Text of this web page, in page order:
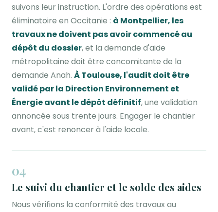
suivons leur instruction. L'ordre des opérations est
éliminatoire en Occitanie : à Montpellier, les
travaux ne doivent pas avoir commencé au
dépôt du dossier, et la demande d'aide
métropolitaine doit être concomitante de la
demande Anah. À Toulouse, l'audit doit être
validé par la Direction Environnement et
Énergie avant le dépôt définitif, une validation
annoncée sous trente jours. Engager le chantier
avant, c'est renoncer à l'aide locale.
04
Le suivi du chantier et le solde des aides
Nous vérifions la conformité des travaux au